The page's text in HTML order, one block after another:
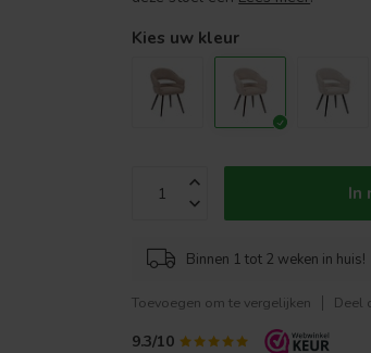
Kies uw kleur
In
Binnen 1 tot 2 weken in huis!
Toevoegen om te vergelijken Deel
9.3/10